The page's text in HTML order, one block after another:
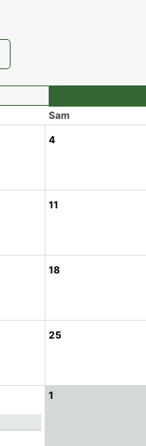
Sam
4
11
18
25
1